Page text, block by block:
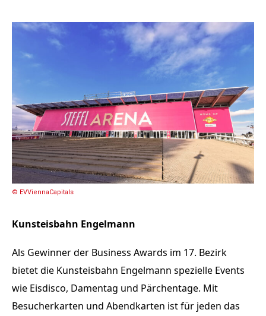
© EVViennaCapitals
Kunsteisbahn Engelmann
Als Gewinner der Business Awards im 17. Bezirk
bietet die Kunsteisbahn Engelmann spezielle Events
wie Eisdisco, Damentag und Pärchentage. Mit
Besucherkarten und Abendkarten ist für jeden das